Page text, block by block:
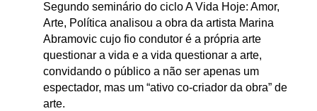
Segundo seminário do ciclo A Vida Hoje: Amor,
Arte, Política analisou a obra da artista Marina
Abramovic cujo fio condutor é a própria arte
questionar a vida e a vida questionar a arte,
convidando o público a não ser apenas um
espectador, mas um “ativo co-criador da obra” de
arte.